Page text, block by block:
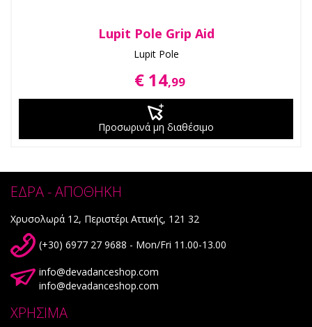
Lupit Pole Grip Aid
Lupit Pole
€ 14,99
Προσωρινά μη διαθέσιμο
ΕΔΡΑ - ΑΠΟΘΗΚΗ
Χρυσολωρά 12, Περιστέρι Αττικής, 121 32
(+30) 6977 27 9688 - Mon/Fri 11.00-13.00
info@devadanceshop.com
info@devadanceshop.com
ΧΡΗΣΙΜΑ